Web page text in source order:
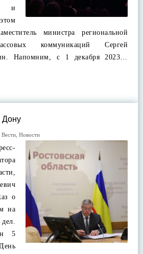
и
министра региональной
коммуникаций Сергей
Напомним, с 1 декабря 2023…
Дону
Вести Новости
о
на
5